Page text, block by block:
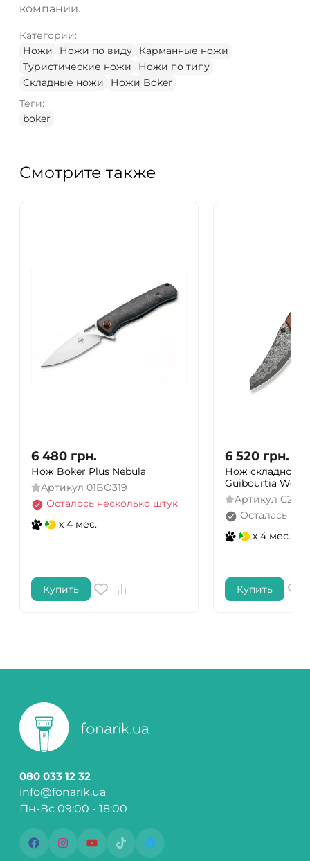
компании.
Категории:
Ножи
Ножи по виду
Карманные ножи
Туристические ножи
Ножи по типу
Складные ножи
Ножи Boker
Теги:
boker
Смотрите также
6 480 грн.
Нож Boker Plus Nebula
Артикул 01BO319
Осталось несколько штук
x 4 мес.
Купить
6 520 грн.
Нож складной
Guibourtia Wood
Артикул
Осталась 1
x 4 мес.
Купить
080 033 12 32
info@fonarik.ua
Пн-Вс 09:00 - 18:00